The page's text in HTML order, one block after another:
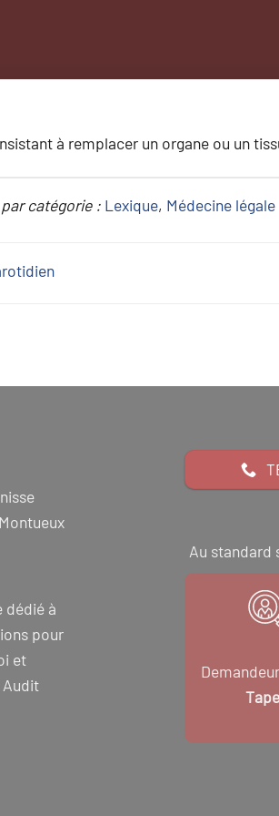
à remplacer un organe ou un
catégorie : Lexique, Médecine légale
dédié à
pour
et
Audit
Au standard